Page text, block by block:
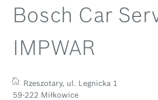
Bosch Car
IMPWAR
Rzeszotary, ul. Legnicka 1
59-222 Miłkowice